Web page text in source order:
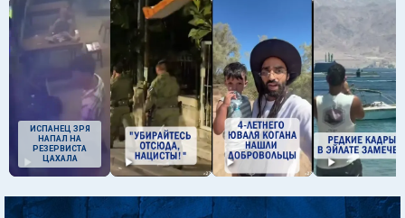
ИСПАНЕЦ ЗРЯ
НАПАЛ НА
РЕЗЕРВИСТА
ЦАХАЛА